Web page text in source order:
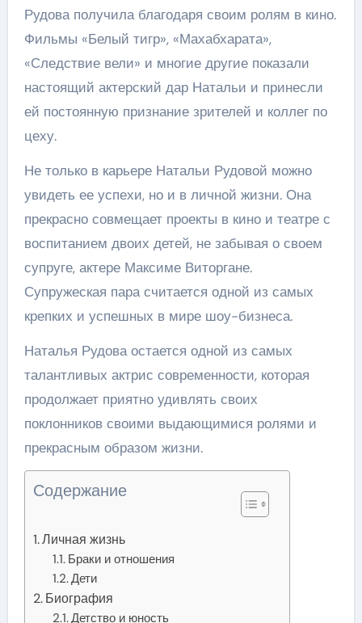
Рудова получила благодаря своим ролям в кино.
Фильмы «Белый тигр», «Махабхарата»,
«Следствие вели» и многие другие показали
настоящий актерский дар Натальи и принесли
ей постоянную признание зрителей и коллег по
цеху.
Не только в карьере Натальи Рудовой можно
увидеть ее успехи, но и в личной жизни. Она
прекрасно совмещает проекты в кино и театре с
воспитанием двоих детей, не забывая о своем
супруге, актере Максиме Виторгане.
Супружеская пара считается одной из самых
крепких и успешных в мире шоу-бизнеса.
Наталья Рудова остается одной из самых
талантливых актрис современности, которая
продолжает приятно удивлять своих
поклонников своими выдающимися ролями и
прекрасным образом жизни.
Содержание
Личная жизнь
Браки и отношения
Дети
Биография
Детство и юность